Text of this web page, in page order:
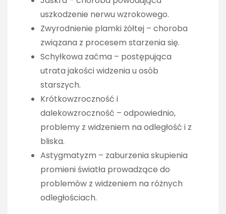
uszkodzenie nerwu wzrokowego.
Zwyrodnienie plamki żółtej – choroba
związana z procesem starzenia się.
Schyłkowa zaćma – postępująca
utrata jakości widzenia u osób
starszych.
Krótkowzroczność i
dalekowzroczność – odpowiednio,
problemy z widzeniem na odległość i z
bliska.
Astygmatyzm – zaburzenia skupienia
promieni światła prowadzące do
problemów z widzeniem na różnych
odległościach.